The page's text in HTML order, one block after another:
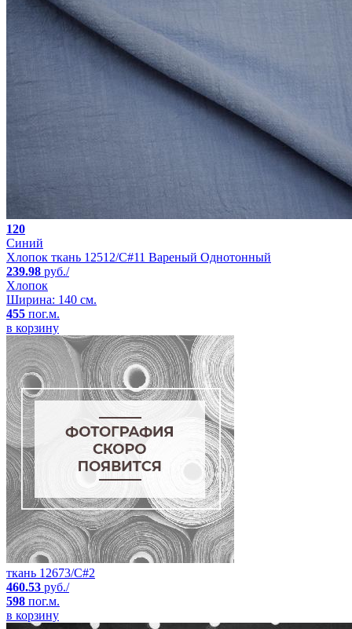
120
Синий
Хлопок ткань 12512/C#11 Вареный Однотонный
239.98 руб./
Хлопок
Ширина: 140 см.
455 пог.м.
в корзину
ткань 12673/C#2
460.53 руб./
598 пог.м.
в корзину